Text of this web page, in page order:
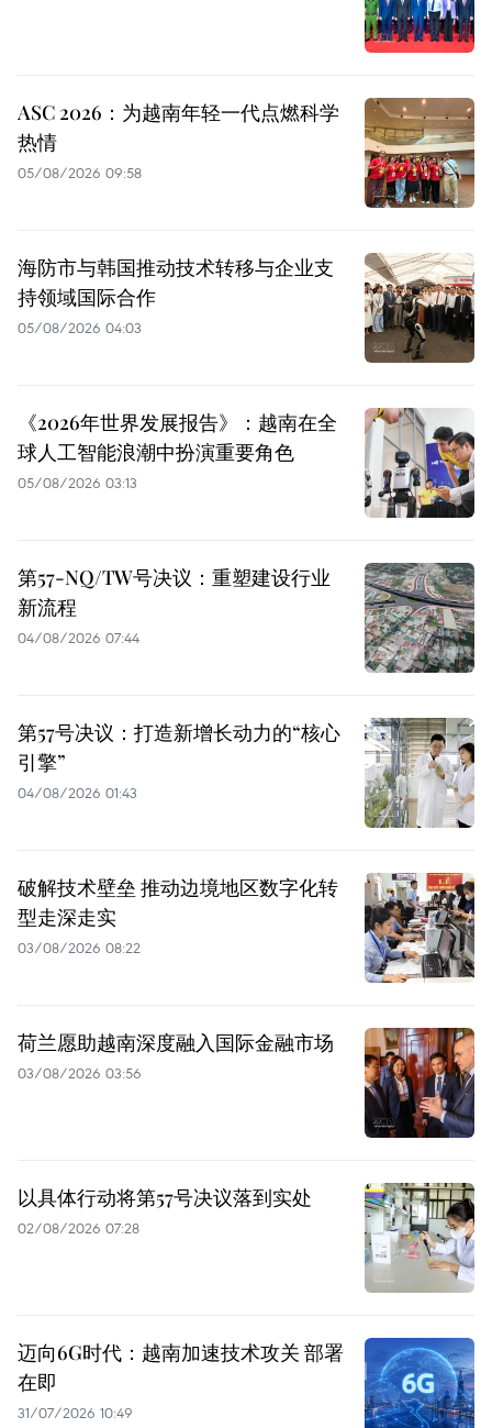
ASC 2026：为越南年轻一代点燃科学
热情
05/08/2026 09:58
海防市与韩国推动技术转移与企业支
持领域国际合作
05/08/2026 04:03
《2026年世界发展报告》：越南在全
球人工智能浪潮中扮演重要角色
05/08/2026 03:13
第57-NQ/TW号决议：重塑建设行业
新流程
04/08/2026 07:44
第57号决议：打造新增长动力的“核心
引擎”
04/08/2026 01:43
破解技术壁垒 推动边境地区数字化转
型走深走实
03/08/2026 08:22
荷兰愿助越南深度融入国际金融市场
03/08/2026 03:56
以具体行动将第57号决议落到实处
02/08/2026 07:28
迈向6G时代：越南加速技术攻关 部署
在即
31/07/2026 10:49